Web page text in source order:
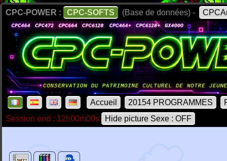
CPC-POWER : CPC-SOFTS (Base de données) -
Accueil 20154 PROGRAMMES
Session end : 12h00m00s
Hide picture Sexe : OFF